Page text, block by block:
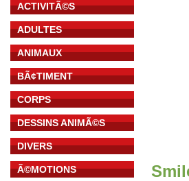
ACTIVITÃ©S
ADULTES
ANIMAUX
BÃ¢TIMENT
CORPS
DESSINS ANIMÃ©S
DIVERS
Ã©MOTIONS